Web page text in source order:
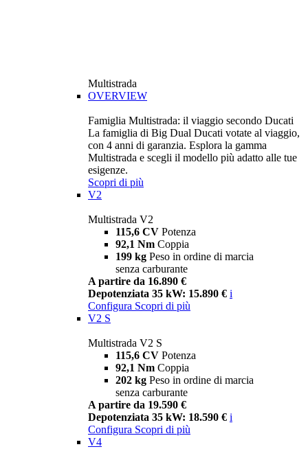
Multistrada
OVERVIEW
Famiglia Multistrada: il viaggio secondo Ducati
La famiglia di Big Dual Ducati votate al viaggio,
con 4 anni di garanzia. Esplora la gamma
Multistrada e scegli il modello più adatto alle tue
esigenze.
Scopri di più
V2
Multistrada V2
115,6 CV Potenza
92,1 Nm Coppia
199 kg Peso in ordine di marcia
senza carburante
A partire da 16.890 €
Depotenziata 35 kW: 15.890 € i
Configura Scopri di più
V2 S
Multistrada V2 S
115,6 CV Potenza
92,1 Nm Coppia
202 kg Peso in ordine di marcia
senza carburante
A partire da 19.590 €
Depotenziata 35 kW: 18.590 € i
Configura Scopri di più
V4